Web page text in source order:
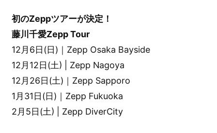
初のZeppツアーが決定！
藤川千愛Zepp Tour
12月6日(日)｜Zepp Osaka Bayside
12月12日(土) | Zepp Nagoya
12月26日(土)｜Zepp Sapporo
1月31日(日)｜Zepp Fukuoka
2月5日(土) | Zepp DiverCity